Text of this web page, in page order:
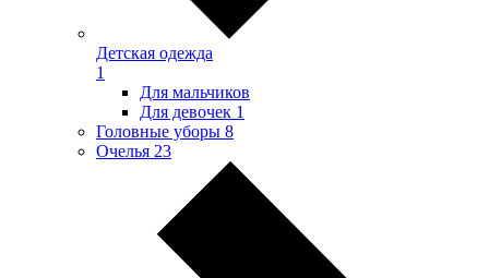
Детская одежда
1
Для мальчиков
Для девочек 1
Головные уборы 8
Очелья 23